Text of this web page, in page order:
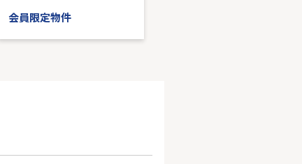
会員限定物件